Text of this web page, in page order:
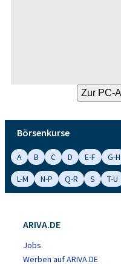
Börsenkurse
A B C D E-F G-H
L-M
N-P Q-R S T-U
ARIVA.DE
Jobs
Werben auf ARIVA.DE